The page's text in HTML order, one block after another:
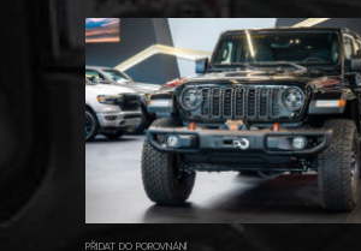
PŘIDAT DO POROVNÁNÍ